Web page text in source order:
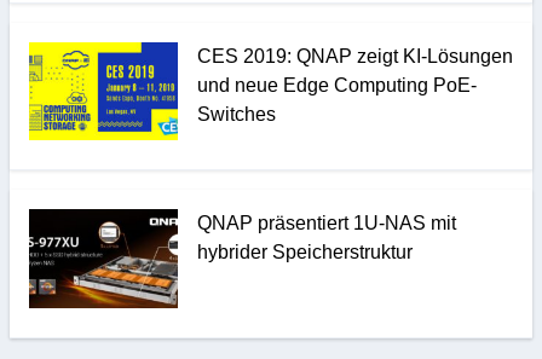
CES 2019: QNAP zeigt KI-Lösungen
und neue Edge Computing PoE-
Switches
QNAP präsentiert 1U-NAS mit
hybrider Speicherstruktur